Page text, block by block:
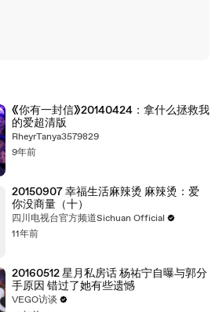
《你有一封信》20140424：拿什么拯救我
的爱超清版
RheyrTanya3579829
9年前
20150907 幸福生活麻辣烫 麻辣烫：爱
你没商量（十）
四川电视台官方频道Sichuan Official
11年前
20160512 星月私房话 杨祐宁自曝与郭分
手原因 错过了她有些遗憾
VEGO访谈